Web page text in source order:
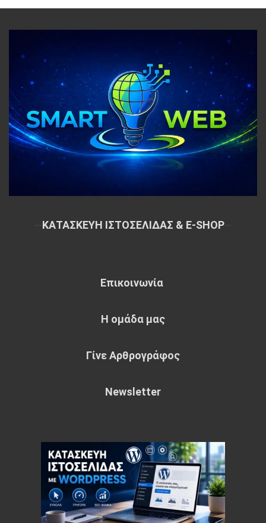
ΚΑΤΑΣΚΕΥΗ ΙΣΤΟΣΕΛΙΔΑΣ & E-SHOP~
Επικοινωνία
Η ομάδα μας
Γίνε Αρθρογράφος
Newsletter